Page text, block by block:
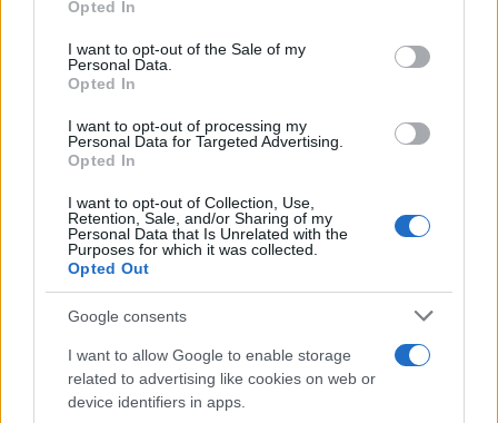
use your data for below specified purposes in below Google
consent section.
Opted In
I want to opt-out of the Sale of my
Personal Data.
Opted In
I want to opt-out of processing my
Personal Data for Targeted Advertising.
Opted In
I want to opt-out of Collection, Use,
Retention, Sale, and/or Sharing of my
Personal Data that Is Unrelated with the
Purposes for which it was collected.
Opted Out
Google consents
I want to allow Google to enable storage
related to advertising like cookies on web or
device identifiers in apps.
φωτογραφία για την επέτειο θανάτου της
Πιο σχολιασμένα
Μητσοτάκης στην υπογραφή συμφωνίας
για την ηλεκτρική διασύνδεση Ελλάδας –
Κύπρου: «Ισχυρή ψήφος εμπιστοσύνης» η
είσοδος της Meridiam στην GSI
Canadair 515: Οι πρώτες εικόνες από την
κατασκευή του αεροσκάφους που θα
επιχειρεί και τη νύχτα στα μέτωπα της
φωτιάς
Αυγερινός, Μουτσάτσου και ακόμη 20
πρώην στελέχη κατά Καρυστιανού: «Δεν
αποχωρήσαμε για καρέκλες», αιχμές για
«συγκεντρωτικό μοντέλο»